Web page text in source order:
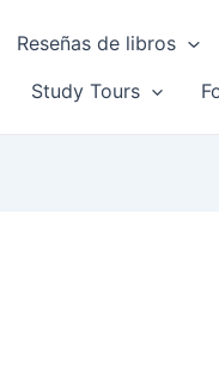
Reseñas de libros
Study Tours